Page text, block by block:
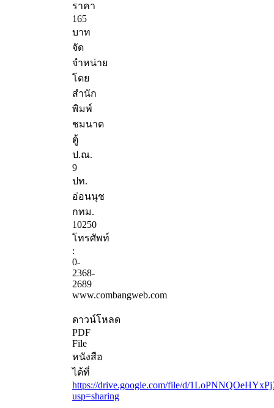
ราคา
165
บาท
จัด
จำหน่าย
โดย
สำนัก
พิมพ์
ชมนาด
ตู้
ป.ณ.
9
ปท.
อ่อนนุช
กทม.
10250
โทรศัพท์
:
0-
2368-
2689
www.combangweb.com
ดาวน์โหลด
PDF
File
หนังสือ
ได้ที่
https://drive.google.com/file/d/
usp=sharing